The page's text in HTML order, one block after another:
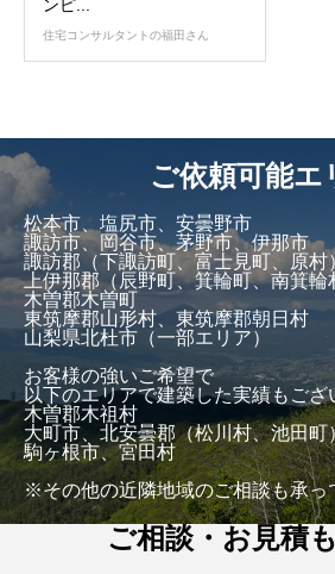
ンピ...
住宅コンサルタントの福田さん
ご依頼可能エ
松本市、塩尻市、安曇野市
諏訪市、岡谷市、茅野市、伊那市
諏訪郡（下諏訪町、富士見町、原村
上伊那郡（辰野町、箕輪町、南箕輪
木曽郡木曽町
東筑摩郡山形村、東筑摩郡朝日村
山梨県北杜市（一部エリア）
お客様の強いご希望で
以下のエリアで建築した実績もござ
木曽郡木祖村
大町市、北安曇郡（松川村、池田町
駒ヶ根市、宮田村
※その他の近隣地域のご相談も承っ
ご相談・お見積